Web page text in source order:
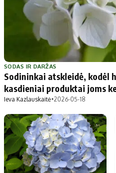
Lietuva
Pasaulis
Dirbtinis intelektas
Gineso rekordai
Didžiosios savivaldybės
Vilniaus miesto
Kauno miesto
Klaipėdos miesto
SODAS IR DARŽAS
Sodininkai atskleidė, kodėl
kasdieniai produktai joms
Ieva Kazlauskaitė•2026-05-18